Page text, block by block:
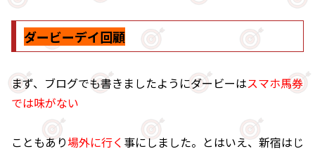
ダービーデイ回顧
まず、ブログでも書きましたようにダービーはスマホ馬券
では味がない
こともあり場外に行く 事にしました。とはいえ、新宿はじ